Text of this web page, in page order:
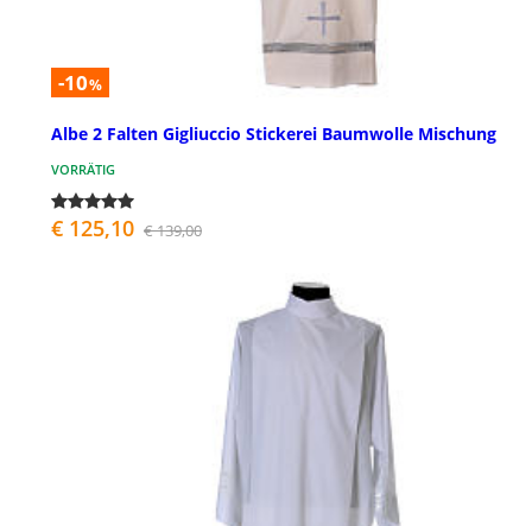
-10%
Albe 2 Falten Gigliuccio Stickerei Baumwolle Mischung
VORRÄTIG
€ 125,10 € 139,00